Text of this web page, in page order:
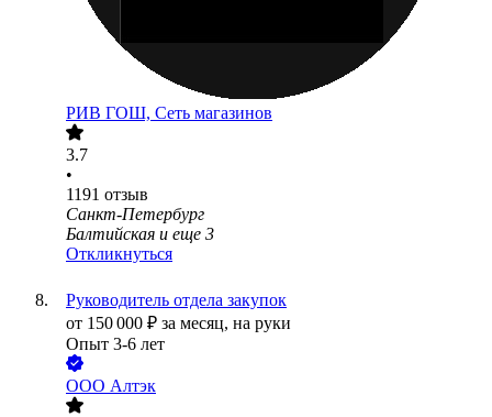
РИВ ГОШ, Сеть магазинов
3.7
•
1191 отзыв
Санкт-Петербург
Балтийская и еще 3
Откликнуться
Руководитель отдела закупок
от 150 000 ₽ за месяц, на руки
Опыт 3-6 лет
ООО Алтэк